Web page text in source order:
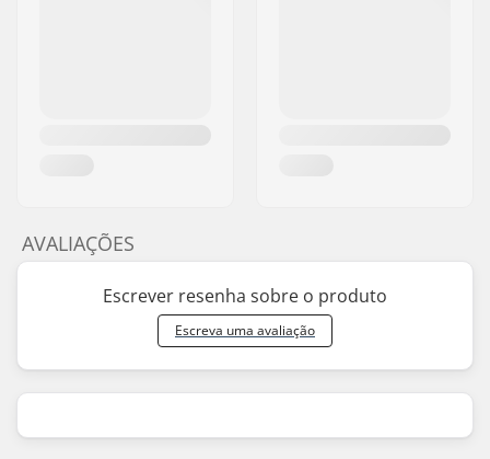
AVALIAÇÕES
Escrever resenha sobre o produto
Escreva uma avaliação